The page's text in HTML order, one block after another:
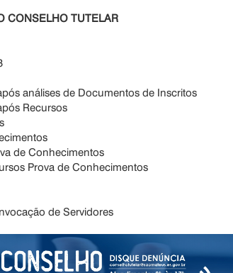
CONSELHO TUTELAR
análises de Documentos de Inscritos
Recursos
de Conhecimentos
Prova de Conhecimentos
de Servidores